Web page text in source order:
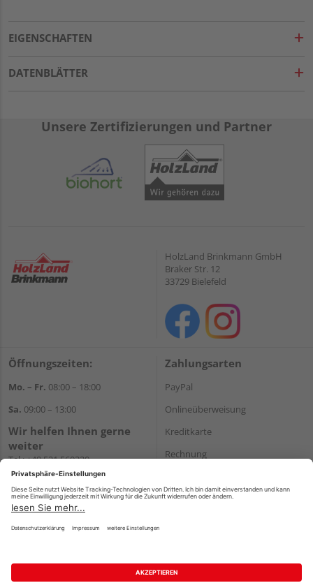
EIGENSCHAFTEN
DATENBLÄTTER
Unsere Zertifizierungen und Partner
HolzLand Brinkmann GmbH
Braker Str. 12
33729 Bielefeld
Öffnungszeiten:
Mo. – Fr. 08:00 – 18:00
Sa. 09:00 – 13:00
Wir helfen Ihnen gerne
weiter
Tel.:+49 521 560320
E-Mail:shop@holzland-
brinkmann.de
Zahlungsarten
PayPal
Onlineüberweisung
Kreditkarte
Rechnung
Versand
Impressum AGB Widerruf
Datenschutz